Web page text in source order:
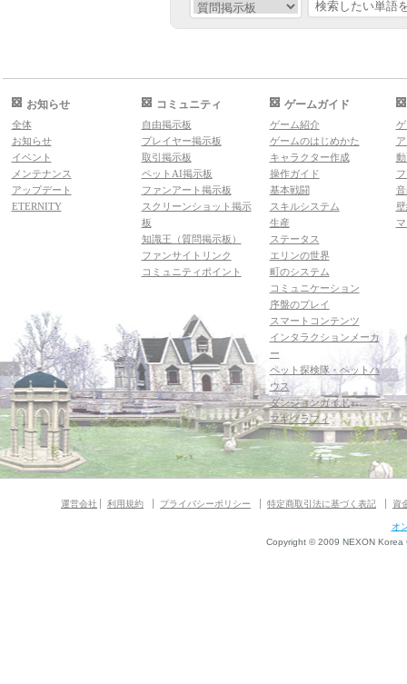
お知らせ
全体
お知らせ
イベント
メンテナンス
アップデート
ETERNITY
コミュニティ
自由掲示板
プレイヤー掲示板
取引掲示板
ペットAI掲示板
ファンアート掲示板
スクリーンショット掲示
板
知識王（質問掲示板）
ファンサイトリンク
コミュニティポイント
ゲームガイド
ゲーム紹介
ゲームのはじめかた
キャラクター作成
操作ガイド
基本戦闘
スキルシステム
生産
ステータス
エリンの世界
町のシステム
コミュニケーション
序盤のプレイ
スマートコンテンツ
インタラクションメーカ
ー
ペット探検隊・ペットハ
ウス
ダンジョンガイド
マギグラフィ
運営会社 利用規約 プライバシーポリシー 特定商取引法に基づく表記 資
オ
Copyright © 2009 NEXON Korea